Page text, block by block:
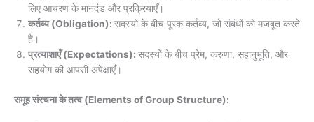
लिए आचरण के मानदंड और प्रक्रियाएँ।
कर्तव्य (Obligation): सदस्यों के बीच पूरक कर्तव्य, जो संबंधों को मजबूत करते
हैं।
प्रत्याशाएँ (Expectations): सदस्यों के बीच प्रेम, करुणा, सहानुभूति, और
सहयोग की आपसी अपेक्षाएँ।
समूह संरचना के तत्व (Elements of Group Structure):